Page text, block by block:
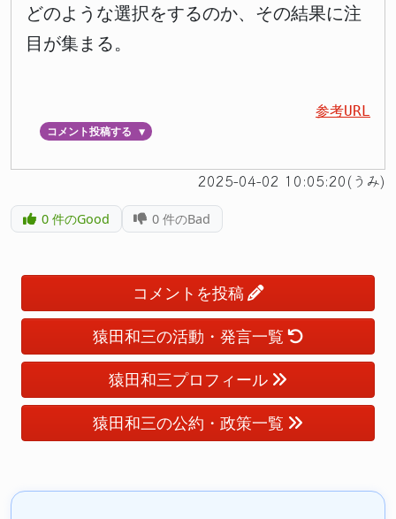
どのような選択をするのか、その結果に注
目が集まる。
参考URL
コメント投稿する ▼
2025-04-02 10:05:20(うみ)
0件のGood 0 件のBad
コメントを投稿
猿田和三の活動・発言一覧
猿田和三プロフィール
猿田和三の公約・政策一覧